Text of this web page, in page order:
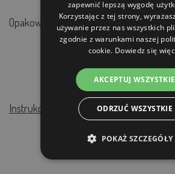
Opakowanie: 500 ml
Instrukcja użycia:
zapewnić lepszą wygodę
Korzystając z tej strony,
używanie przez nas wszystkich
zgodnie z warunkami naszej
cookie. Dowiedz się
AKCEPTUJ WSZYSTKIE
ODRZUĆ WSZYSTKIE
POKAŻ SZCZEGÓŁY